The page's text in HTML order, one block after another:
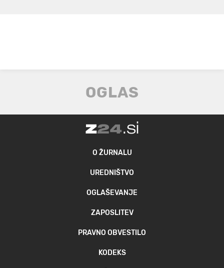
O ŽURNALU
UREDNIŠTVO
OGLAŠEVANJE
ZAPOSLITEV
PRAVNO OBVESTILO
KODEKS